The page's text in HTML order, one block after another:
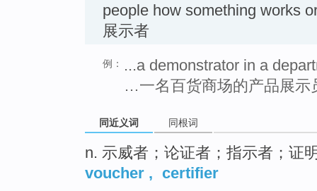
people how something works
展示者
例：
...a demonstrator in a
…一名百货商场的产品展示
同近义词 同根词
n. 示威者；论证者；指示者；证
voucher , certifier